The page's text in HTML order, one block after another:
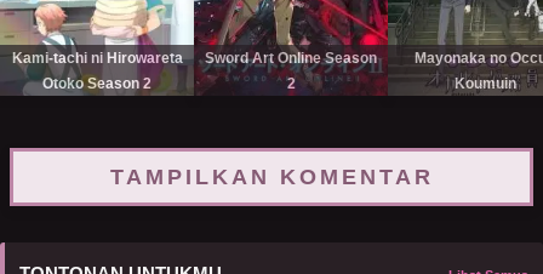
Kami-tachi ni Hirowareta
Otoko Season 2
Sword Art Online Season
2
Mayonaka no
Koumuin
TAMPILKAN KOMENTAR